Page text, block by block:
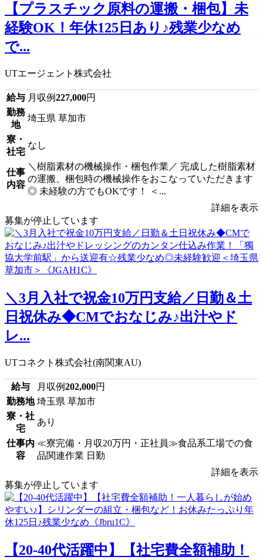
【プラスチック原料の運搬・梱包】未
経験OK！年休125日あり♪残業少なめ
で...
UTエージェント株式会社
給与 月収例227,000円
勤務
地
埼玉県 草加市
寮・
社宅
なし
仕事
内容
＼樹脂素材の機械操作・梱包作業／ 完成した樹脂素材
の運搬、梱包時の機械操作をおこなっていただきます
◎ 未経験の方でもOKです！ ＜...
詳細を表示
募集が停止しています
＼3月入社で祝金10万円支給／日勤＆土
日祝休み◆CMでおなじみ♪出汁やド
レ...
UTコネクト株式会社(南関東AU)
給与 月収例202,000円
勤務地 埼玉県 草加市
寮・社
宅
あり
仕事内
容
≪寮完備・月収20万円・正社員≫食品系工場での食
品関連作業 日勤
詳細を表示
募集が停止しています
【20-40代活躍中】【社宅費全額補助！